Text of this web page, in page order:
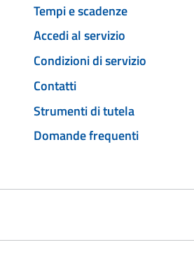
Tempi e scadenze
Accedi al servizio
Condizioni di servizio
Contatti
Strumenti di tutela
Domande frequenti